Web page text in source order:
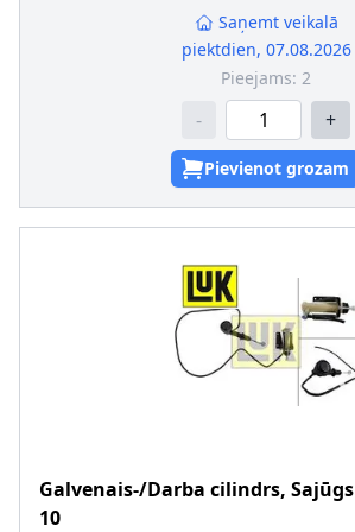
Saņemt veikalā
piektdien, 07.08.2026
Pieejams: 2
- +
Pievienot grozam
Galvenais-/Darba cilindrs, Sajūgs
10